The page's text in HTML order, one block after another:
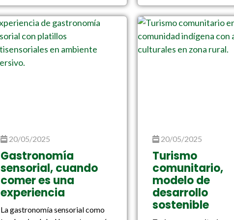
20/05/2025
Gastronomía
sensorial, cuando
comer es una
experiencia
La gastronomía sensorial como
20/05/2025
Turismo
comunitario,
modelo de
desarrollo
sostenible